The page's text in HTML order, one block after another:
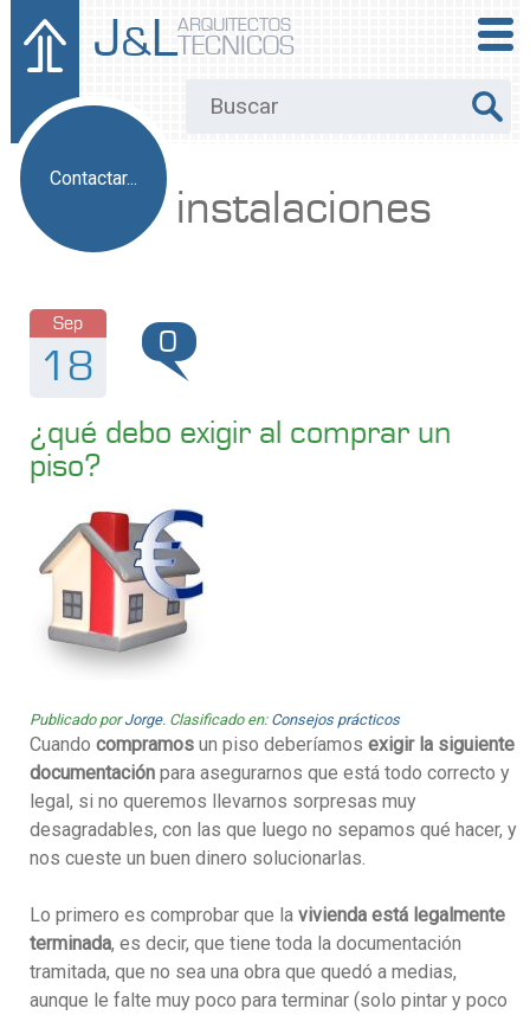
J&LARQUITECTOS
TECNICOS
Contactar...
instalaciones
Sep
18
0
¿qué debo exigir al comprar un
piso?
Publicado porJorge. Clasificado en: Consejos prácticos
Cuando compramosun piso deberíamos exigir la siguiente
documentaciónpara asegurarnos que está todo correcto y
legal, si no queremos llevarnos sorpresas muy
desagradables, con las que luego no sepamos qué hacer, y
nos cueste un buen dinero solucionarlas.
Lo primero es comprobar que la vivienda está legalmente
terminada, es decir, que tiene toda la documentación
tramitada, que no sea una obra que quedó a medias,
aunque le falte muy poco para terminar (solo pintar y poco